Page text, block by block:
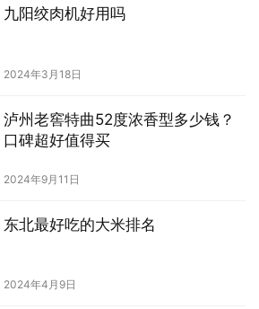
九阳绞肉机好用吗
2024年3月18日
泸州老窖特曲52度浓香型多少钱？
口碑超好值得买
2024年9月11日
东北最好吃的大米排名
2024年4月9日